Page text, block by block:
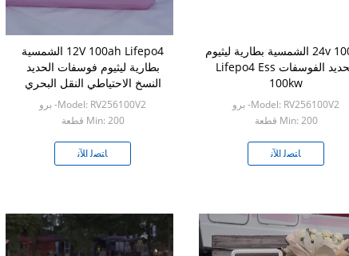
12V 100ah Lifepo4 الشمسية
بطارية ليثيوم فوسفات الحديد
النسخ الاحتياطي النقل البحري
الصيد مولد الرياح
Model: RV256100V2- برو
Min: 200 قطعة
ﺎﺘﺼﻟ ﺍﻶﻧ
24v 100ah الشمسية بطارية ليثيوم
الحديد الفوسفات Lifepo4 Ess
100kw
Model: RV256100V2- برو
Min: 200 قطعة
ﺎﺘﺼﻟ ﺍﻶﻧ